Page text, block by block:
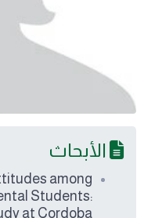
الأبحاث
among
Students:
at Cordoba